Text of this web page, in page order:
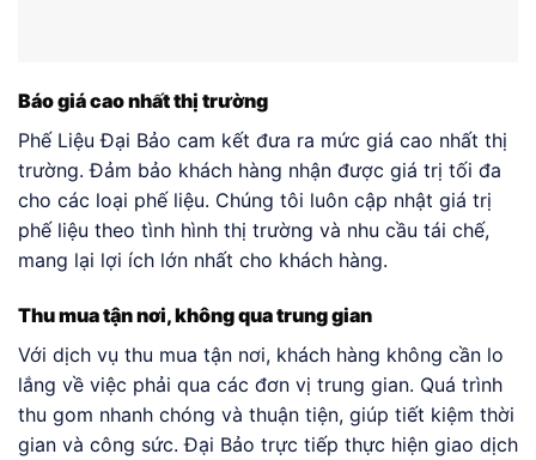
Báo giá cao nhất thị trường
Phế Liệu Đại Bảo cam kết đưa ra mức giá cao nhất thị
trường. Đảm bảo khách hàng nhận được giá trị tối đa
cho các loại phế liệu. Chúng tôi luôn cập nhật giá trị
phế liệu theo tình hình thị trường và nhu cầu tái chế,
mang lại lợi ích lớn nhất cho khách hàng.
Thu mua tận nơi, không qua trung gian
Với dịch vụ thu mua tận nơi, khách hàng không cần lo
lắng về việc phải qua các đơn vị trung gian. Quá trình
thu gom nhanh chóng và thuận tiện, giúp tiết kiệm thời
gian và công sức. Đại Bảo trực tiếp thực hiện giao dịch